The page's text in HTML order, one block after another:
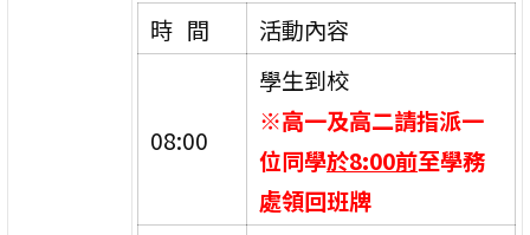
時 間
活動內容
08:00
學生到校
※高一及高二請指派一
位同學於8:00前至學務
處領回班牌